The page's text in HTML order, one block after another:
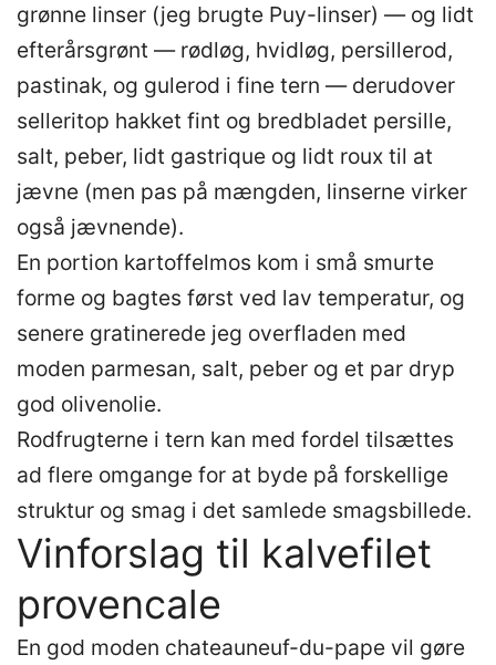
grønne linser (jeg brugte Puy-linser) — og lidt
efterårsgrønt — rødløg, hvidløg, persillerod,
pastinak, og gulerod i fine tern — derudover
selleritop hakket fint og bredbladet persille,
salt, peber, lidt gastrique og lidt roux til at
jævne (men pas på mængden, linserne virker
også jævnende).
En portion kartoffelmos kom i små smurte
forme og bagtes først ved lav temperatur, og
senere gratinerede jeg overfladen med
moden parmesan, salt, peber og et par dryp
god olivenolie.
Rodfrugterne i tern kan med fordel tilsættes
ad flere omgange for at byde på forskellige
struktur og smag i det samlede smagsbillede.
Vinforslag til kalvefilet
provencale
En god moden chateauneuf-du-pape vil gøre